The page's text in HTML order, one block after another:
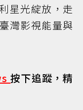
星光綻放，走
灣影視能量與
按下追蹤，精